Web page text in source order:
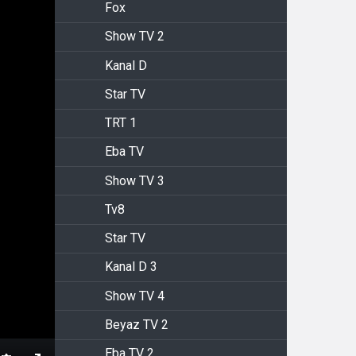
Fox
Show TV 2
Kanal D
Star TV
TRT 1
Eba TV
Show TV 3
Tv8
Star TV
Kanal D 3
Show TV 4
Beyaz TV 2